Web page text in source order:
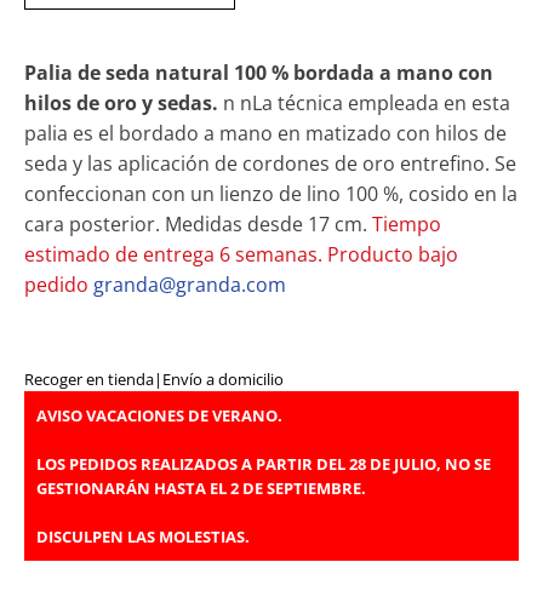
Palia de seda natural 100 % bordada a mano con
hilos de oro y sedas. n nLa técnica empleada en esta
palia es el bordado a mano en matizado con hilos de
seda y las aplicación de cordones de oro entrefino. Se
confeccionan con un lienzo de lino 100 %, cosido en la
cara posterior. Medidas desde 17 cm. Tiempo
estimado de entrega 6 semanas. Producto bajo
pedido granda@granda.com
Recoger en tienda| Envío a domicilio
AVISO VACACIONES DE VERANO.
LOS PEDIDOS REALIZADOS A PARTIR DEL 28 DE JULIO, NO SE
GESTIONARÁN HASTA EL 2 DE SEPTIEMBRE.
DISCULPEN LAS MOLESTIAS.